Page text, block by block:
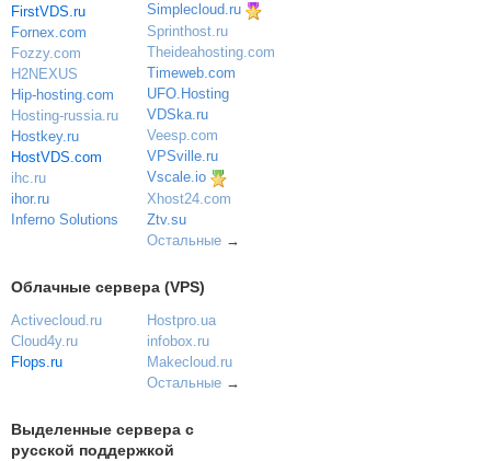
FirstVDS.ru
Fornex.com
Fozzy.com
H2NEXUS
Hip-hosting.com
Hosting-russia.ru
Hostkey.ru
HostVDS.com
ihc.ru
ihor.ru
Inferno Solutions
Simplecloud.ru
Sprinthost.ru
Theideahosting.com
Timeweb.com
UFO.Hosting
VDSka.ru
Veesp.com
VPSville.ru
Vscale.io
Xhost24.com
Ztv.su
Остальные→
Облачные сервера (VPS)
Activecloud.ru
Cloud4y.ru
Flops.ru
Hostpro.ua
infobox.ru
Makecloud.ru
Остальные→
Выделенные сервера с
русской поддержкой